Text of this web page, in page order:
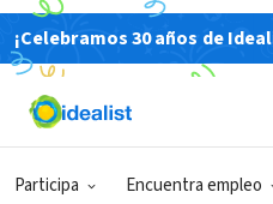
¡Celebramos 30 años de
Participa Encuentra empleo
ORGANIZACIÓN SIN FIN DE
Owl & Panther